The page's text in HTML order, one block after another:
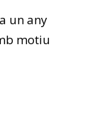
un any
motiu